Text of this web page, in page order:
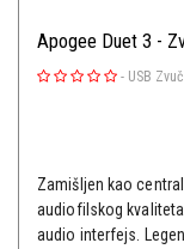
Apogee Duet 3 -
- USB
Zamišljen kao
audiofilskog
audio interfejs.